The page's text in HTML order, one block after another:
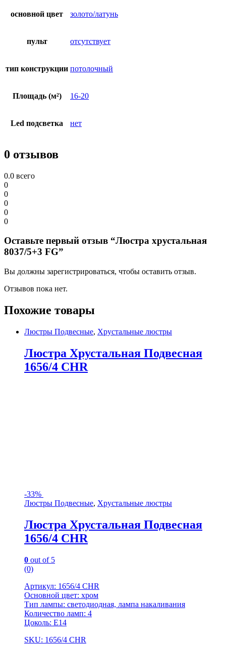
основной цвет золото/латунь
пульт отсутствует
тип конструкции потолочный
Площадь (м²) 16-20
Led подсветка нет
0 отзывов
0.0 всего
0
0
0
0
0
Оставьте первый отзыв “Люстра хрустальная
8037/5+3 FG”
Вы должны зарегистрироваться, чтобы оставить отзыв.
Отзывов пока нет.
Похожие товары
Люстры Подвесные, Хрустальные люстры
Люстра Хрустальная Подвесная
1656/4 CHR
-33%
Люстры Подвесные, Хрустальные люстры
Люстра Хрустальная Подвесная
1656/4 CHR
0 out of 5
(0)
Артикул: 1656/4 CHR
Основной цвет: хром
Тип лампы: светодиодная, лампа накаливания
Количество ламп: 4
Цоколь: E14
SKU: 1656/4 CHR